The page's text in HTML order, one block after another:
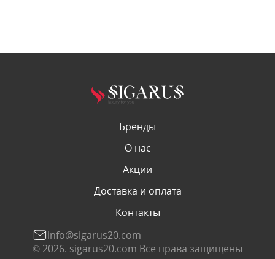
Бренды
О нас
Акции
Доставка и оплата
Контакты
info@sigarus20.com
© 2026. sigarus20.com Все права защищены